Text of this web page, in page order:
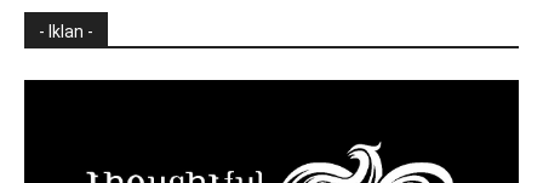
- Iklan -